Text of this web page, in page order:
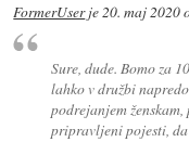
FormerUserje 20. maj 2020
Sure, dude. Bomo za
lahko v družbi
podrejanjem
pripravljeni pojesti, da